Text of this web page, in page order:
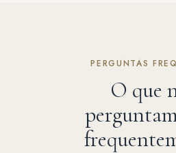
PERGUNTAS
O que